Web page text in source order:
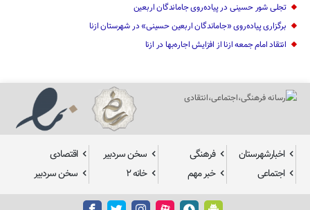
تجلی شور حسینی در پیاده‌روی جاماندگان اربعین
برگزاری پیاده‌روی «جاماندگان اربعین حسینی» در شهرستان ازنا
انتقاد امام جمعه ازنا از افزایش اجاره‌بها در ازنا
اخبارشهرستان فرهنگی سخن سردبیر
اقتصادی
اجتماعی
خبر مهم خانه ۲ سخن سردبیر